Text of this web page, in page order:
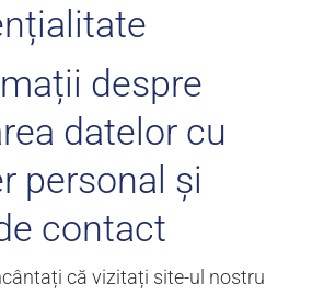
despre
datelor cu
personal și
contact
că vizitați site-ul nostru